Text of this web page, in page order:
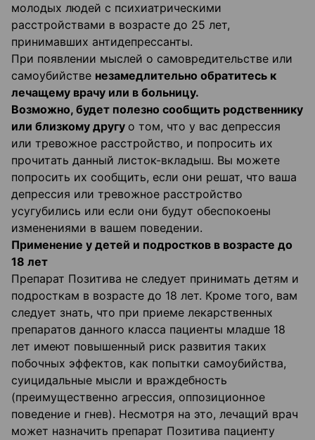
молодых людей с психиатрическими
расстройствами в возрасте до 25 лет,
принимавших антидепрессанты.
При появлении мыслей о самовредительстве или
самоубийстве незамедлительно обратитесь к
лечащему врачу или в больницу.
Возможно, будет полезно сообщить родственнику
или близкому другу о том, что у вас депрессия
или тревожное расстройство, и попросить их
прочитать данный листок-вкладыш. Вы можете
попросить их сообщить, если они решат, что ваша
депрессия или тревожное расстройство
усугубились или если они будут обеспокоены
изменениями в вашем поведении.
Применение у детей и подростков в возрасте до
18 лет
Препарат Позитива не следует принимать детям и
подросткам в возрасте до 18 лет. Кроме того, вам
следует знать, что при приеме лекарственных
препаратов данного класса пациенты младше 18
лет имеют повышенный риск развития таких
побочных эффектов, как попытки самоубийства,
суицидальные мысли и враждебность
(преимущественно агрессия, оппозиционное
поведение и гнев). Несмотря на это, лечащий врач
может назначить препарат Позитива пациенту